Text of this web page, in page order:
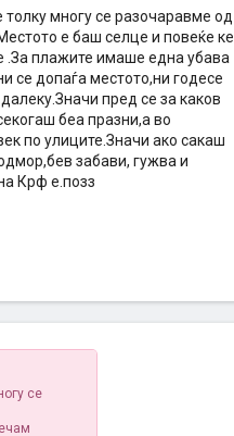
многу се разочаравме од
е баш селце и повеќе ке
.За плажите имаше една убава
се допаѓа местото,ни годесе
пред се за каков
беа празни,а во
по улиците.Значи ако сакаш
забави, гужва и
Крф е.позз
се